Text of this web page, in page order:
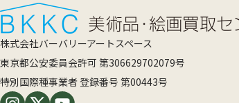
株式会社バーバリーアートスペース
東京都公安委員会許可 第306629702079号
特別国際種事業者 登録番号 第00443号